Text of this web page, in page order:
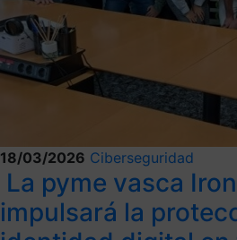
18/03/2026 Ciberseguridad
La pyme vasca
impulsará la